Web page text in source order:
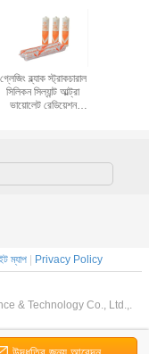
গ্লেজিং ব্ল্যাক স্ট্রাকচারাল
সিলিকন সিল্যান্ট আল্ট্রা
ভায়োলেট রেডিয়েশন
ম্যাপ| Privacy Policy
& Technology Co., Ltd.,.